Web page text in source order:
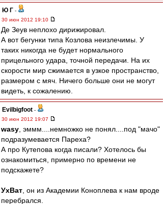
Ю Г -
30 июн 2012 19:10
Де Зеув неплохо дирижировал.
А вот бегунки типа Козлова неизлечимы. У
таких никогда не будет нормального
прицельного удара, точной передачи. На их
скорости мир сжимается в узкое пространство,
размером с мяч. Ничего больше они не могут
видеть, к сожалению.
Evilbigfoot -
30 июн 2012 19:07
wasy , эммм....немножко не понял....под "мачо"
подразумевается Пареха?
А про Кутепова когда писали? Хотелось бы
ознакомиться, примерно по времени не
подскажете?
УхВат , он из Академии Коноплева к нам вроде
перебрался.